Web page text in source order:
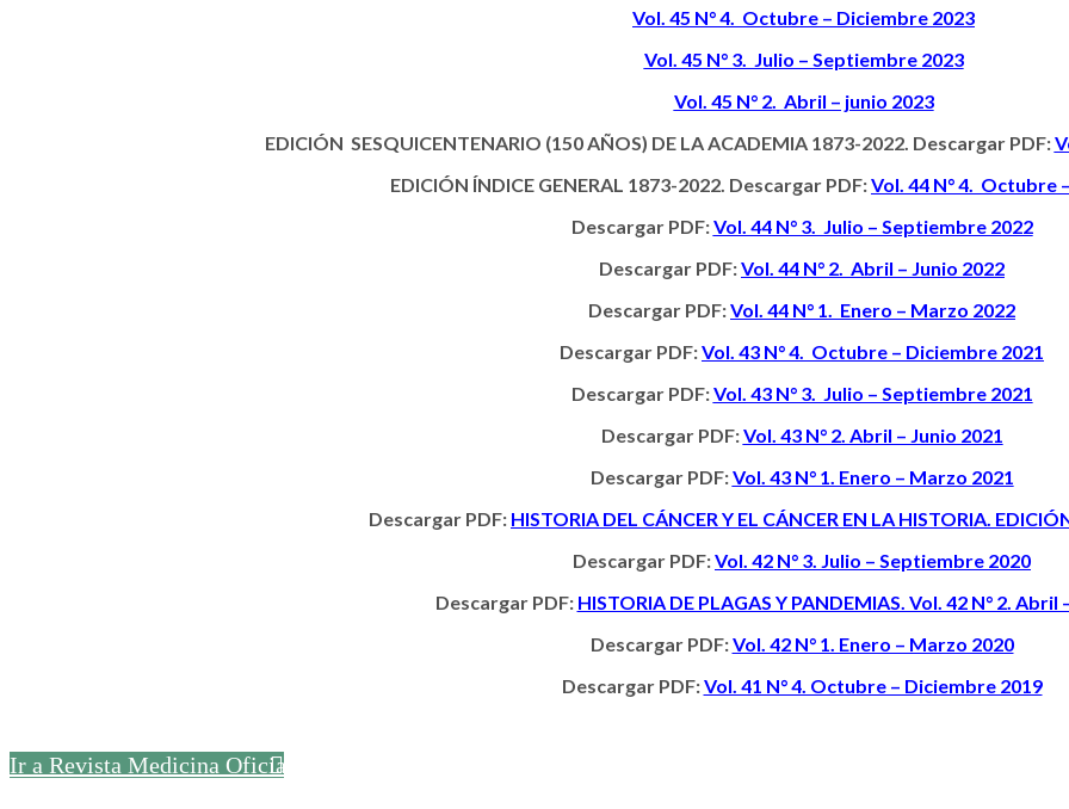
Vol. 45 N° 4. Octubre – Diciembre 2023
Vol. 45 N° 3. Julio – Septiembre 2023
Vol. 45 N° 2. Abril – junio 2023
EDICIÓN SESQUICENTENARIO (150 AÑOS) DE LA ACADEMIA 1873-2022. Descargar PDF:
EDICIÓN ÍNDICE GENERAL 1873-2022. Descargar PDF:Vol. 44 N° 4. Octubre
Descargar PDF:Vol. 44 N° 3. Julio – Septiembre 2022
Descargar PDF:Vol. 44 N° 2. Abril – Junio 2022
Descargar PDF:Vol. 44 N° 1. Enero – Marzo 2022
Descargar PDF:Vol. 43 N° 4. Octubre – Diciembre 2021
Descargar PDF:Vol. 43 N° 3. Julio – Septiembre 2021
Descargar PDF:Vol. 43 N° 2. Abril – Junio 2021
Descargar PDF:Vol. 43 N° 1. Enero – Marzo 2021
Descargar PDF: HISTORIA DEL CÁNCER Y EL CÁNCER EN LA HISTORIA.
Descargar PDF:Vol. 42 N° 3. Julio – Septiembre 2020
Descargar PDF: HISTORIA DE PLAGAS Y PANDEMIAS. Vol. 42 N° 2. Abril
Descargar PDF:Vol. 42 N° 1. Enero – Marzo 2020
Descargar PDF:Vol. 41 N° 4. Octubre – Diciembre 2019
Ir a Revista Medicina Oficial